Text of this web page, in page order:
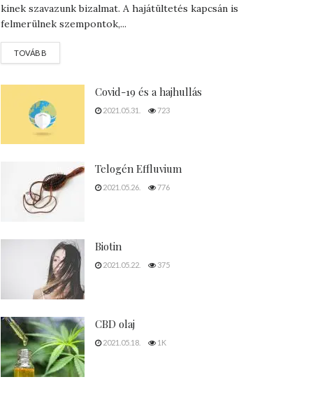
kinek szavazunk bizalmat. A hajátültetés kapcsán is
felmerülnek szempontok,...
TOVÁBB
Covid-19 és a hajhullás
2021.05.31. 723
Telogén Effluvium
2021.05.26. 776
Biotin
2021.05.22. 375
CBD olaj
2021.05.18. 1K